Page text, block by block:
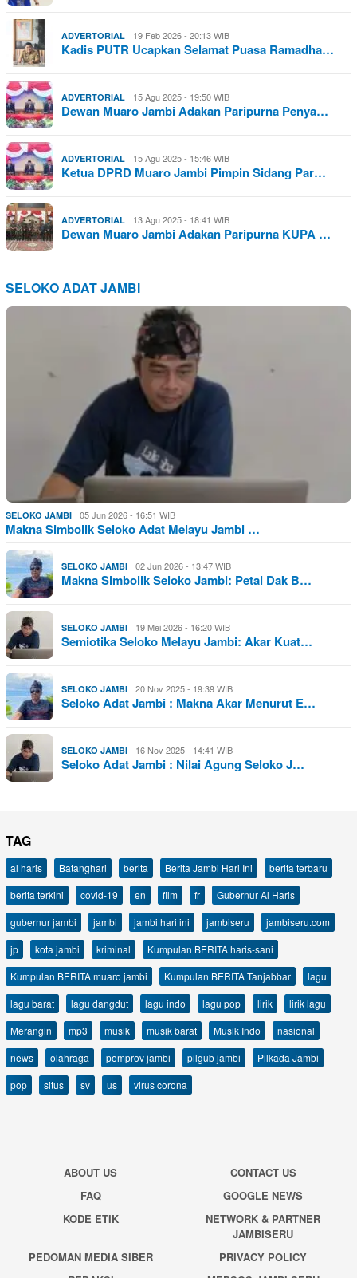
ADVERTORIAL 19 Feb 2026 - 20:13 WIB
Kadis PUTR Ucapkan Selamat Puasa Ramadha…
ADVERTORIAL 15 Agu 2025 - 19:50 WIB
Dewan Muaro Jambi Adakan Paripurna Penya…
ADVERTORIAL 15 Agu 2025 - 15:46 WIB
Ketua DPRD Muaro Jambi Pimpin Sidang Par…
ADVERTORIAL 13 Agu 2025 - 18:41 WIB
Dewan Muaro Jambi Adakan Paripurna KUPA …
SELOKO ADAT JAMBI
SELOKO JAMBI 05 Jun 2026 - 16:51 WIB
Makna Simbolik Seloko Adat Melayu Jambi …
SELOKO JAMBI 02 Jun 2026 - 13:47 WIB
Makna Simbolik Seloko Jambi: Petai Dak B…
SELOKO JAMBI 19 Mei 2026 - 16:20 WIB
Semiotika Seloko Melayu Jambi: Akar Kuat…
SELOKO JAMBI 20 Nov 2025 - 19:39 WIB
Seloko Adat Jambi : Makna Akar Menurut E…
SELOKO JAMBI 16 Nov 2025 - 14:41 WIB
Seloko Adat Jambi : Nilai Agung Seloko J…
TAG
al haris Batanghari berita Berita Jambi Hari Ini
berita terbaru
berita terkini
covid-19 en film fr
Gubernur Al Haris
gubernur jambi
jambi jambi hari ini jambiseru
jambiseru.com
jp
kota jambi kriminal
Kumpulan BERITA haris-sani
Kumpulan BERITA muaro jambi
Kumpulan BERITA Tanjabbar
lagu
lagu barat
lagu dangdut lagu indo lagu pop lirik
lirik lagu
Merangin
mp3 musik musik barat Musik Indo
nasional
news
olahraga pemprov jambi pilgub jambi
Pilkada Jambi
pop
situs sv us virus corona
ABOUT US
CONTACT US
FAQ
GOOGLE NEWS
KODE ETIK
NETWORK & PARTNER
JAMBISERU
PEDOMAN MEDIA SIBER
PRIVACY POLICY